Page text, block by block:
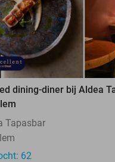
dining-diner bij Aldea
Tapasbar
62